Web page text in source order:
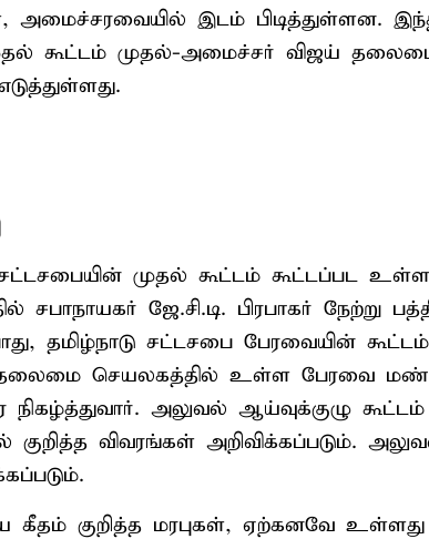
அமைச்சரவையில் இடம் பிடித்துள்ளன.
கூட்டம் முதல்-அமைச்சர் விஜய்
முதல் கூட்டம் கூட்டப்பட
ஜே.சி.டி. பிரபாகர் நேற்று
தமிழ்நாடு சட்டசபை பேரவையின்
செயலகத்தில் உள்ள பேரவை
அலுவல் ஆய்வுக்குழு கூட்டம்
விவரங்கள் அறிவிக்கப்படும்.
கீதம் குறித்த மரபுகள், ஏற்கனவே